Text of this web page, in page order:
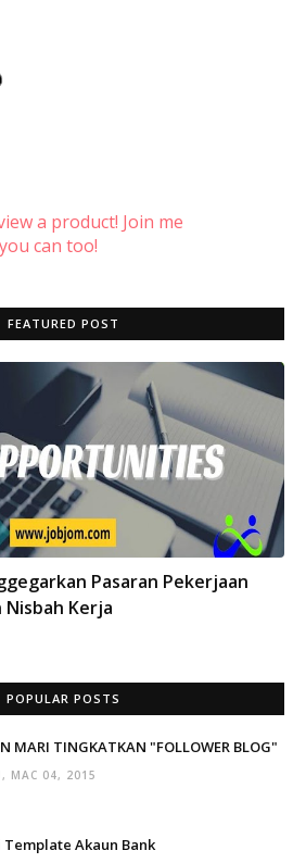
a product! Join me
can too!
FEATURED POST
Pasaran Pekerjaan
Kerja
POPULAR POSTS
MARI TINGKATKAN "FOLLOWER BLOG"
MAC 04, 2015
Template Akaun Bank